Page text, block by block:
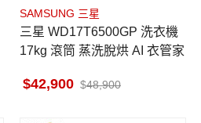
SAMSUNG 三星
三星 WD17T6500GP 洗衣機
17kg 滾筒 蒸洗脫烘 AI 衣管家
42,900 48,900